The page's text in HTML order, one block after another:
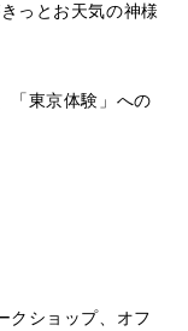
っとお天気の神様
「東京体験」への
ショップ、オフ